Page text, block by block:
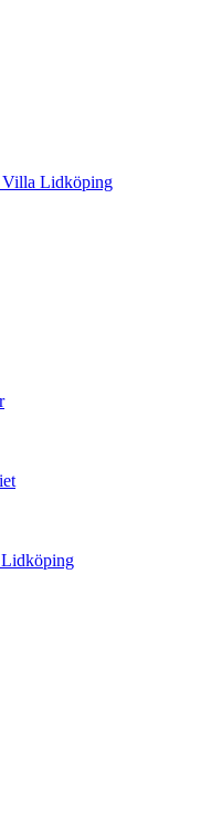
Villa Lidköping
Lidköping